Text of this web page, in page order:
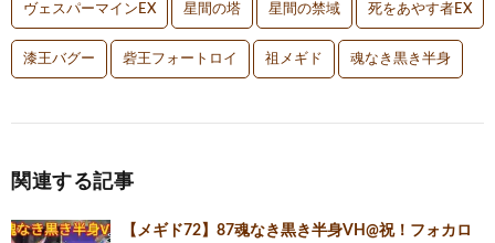
ヴェスパーマインEX 星間の塔 星間の禁域 死をあやす者EX
漆王バグー 砦王フォートロイ 祖メギド 魂なき黒き半身
関連する記事
【メギド72】87魂なき黒き半身VH@祝！フォカロ